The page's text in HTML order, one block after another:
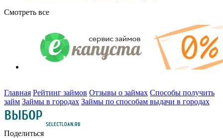
Смотреть все
Главная Рейтинг займов Отзывы о займах Способы получить
займ Займы в городах Займы по способам выдачи в городах
Поделиться